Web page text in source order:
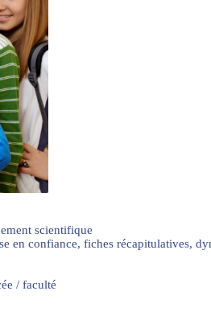
scientifique
en confiance, fiches récapitulatives,
/ faculté